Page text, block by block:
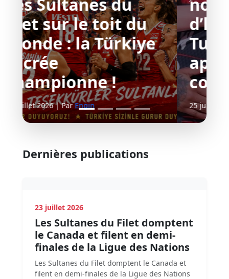
d’histoire : la
Turquie en finale
après sa victoire
contre la Chine
25 juillet 2026 | Par Engin
Dernières publications
23 juillet 2026
Les Sultanes du Filet domptent
le Canada et filent en demi-
finales de la Ligue des Nations
Les Sultanes du Filet domptent le Canada et
filent en demi-finales de la Ligue des Nations